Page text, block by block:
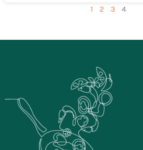
1 2 3 4